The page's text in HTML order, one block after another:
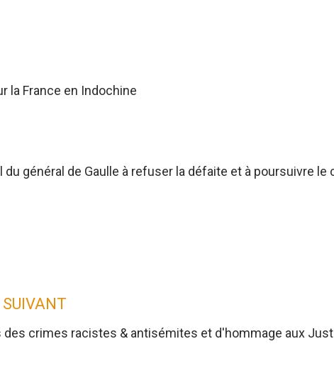
la France en Indochine
général de Gaulle à refuser la défaite et à poursuivre
crimes racistes & antisémites et d'hommage aux